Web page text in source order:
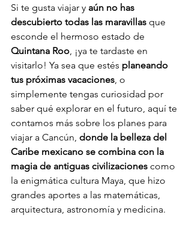
Si te gusta viajar y aún no has
descubierto todas las maravillas que
esconde el hermoso estado de
Quintana Roo , ¡ya te tardaste en
visitarlo! Ya sea que estés planeando
tus próximas vacaciones , o
simplemente tengas curiosidad por
saber qué explorar en el futuro, aquí te
contamos más sobre los planes para
viajar a Cancún, donde la belleza del
Caribe mexicano se combina con la
magia de antiguas civilizaciones como
la enigmática cultura Maya, que hizo
grandes aportes a las matemáticas,
arquitectura, astronomía y medicina.